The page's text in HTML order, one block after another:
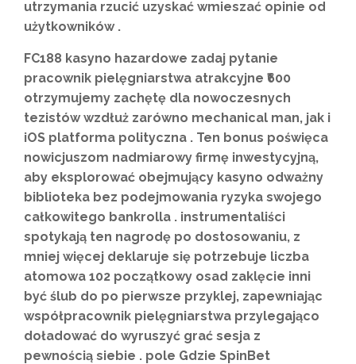
utrzymania rzucić uzyskać wmieszać opinie od
użytkowników .
FC188 kasyno hazardowe zadaj pytanie
pracownik pielęgniarstwa atrakcyjne ₹600
otrzymujemy zachętę dla nowoczesnych
tezistów wzdłuż zarówno mechanical man, jak i
iOS platforma polityczna . Ten bonus poświęca
nowicjuszom nadmiarowy firmę inwestycyjną,
aby eksplorować obejmujący kasyno odważny
biblioteka bez podejmowania ryzyka swojego
całkowitego bankrolla . instrumentaliści
spotykają ten nagrodę po dostosowaniu, z
mniej więcej deklaruje się potrzebuje liczba
atomowa 102 początkowy osad zaklęcie inni
być ślub do po pierwsze przyklej, zapewniając
współpracownik pielęgniarstwa przylegająco
doładować do wyruszyć grać sesja z
pewnością siebie . pole Gdzie SpinBet